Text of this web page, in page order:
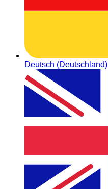
Deutsch (Deutschland)